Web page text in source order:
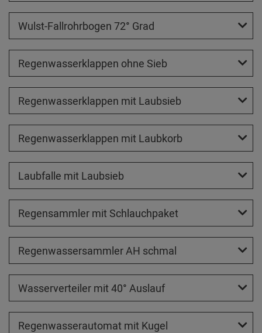
Wulst-Fallrohrbogen 72° Grad
Regenwasserklappen ohne Sieb
Regenwasserklappen mit Laubsieb
Regenwasserklappen mit Laubkorb
Laubfalle mit Laubsieb
Regensammler mit Schlauchpaket
Regenwassersammler AH schmal
Wasserverteiler mit 40° Auslauf
Regenwasserautomat mit Kugel